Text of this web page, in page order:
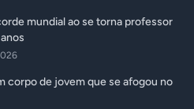
mundial ao se torna professor
corpo de jovem que se afogou no